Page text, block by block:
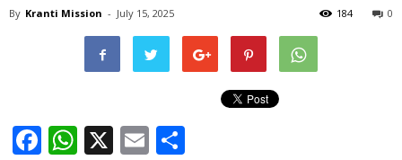
By Kranti Mission - July 15, 2025 0
184
Facebook
WhatsApp
X Email